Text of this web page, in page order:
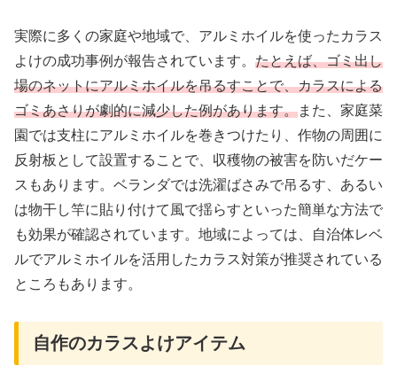
実際に多くの家庭や地域で、アルミホイルを使ったカラス
よけの成功事例が報告されています。 たとえば、ゴミ出し
場のネットにアルミホイルを吊るすことで、カラスによる
ゴミあさりが劇的に減少した例があります。また、家庭菜
園では支柱にアルミホイルを巻きつけたり、作物の周囲に
反射板として設置することで、収穫物の被害を防いだケー
スもあります。ベランダでは洗濯ばさみで吊るす、あるい
は物干し竿に貼り付けて風で揺らすといった簡単な方法で
も効果が確認されています。地域によっては、自治体レベ
ルでアルミホイルを活用したカラス対策が推奨されている
ところもあります。
自作のカラスよけアイテム